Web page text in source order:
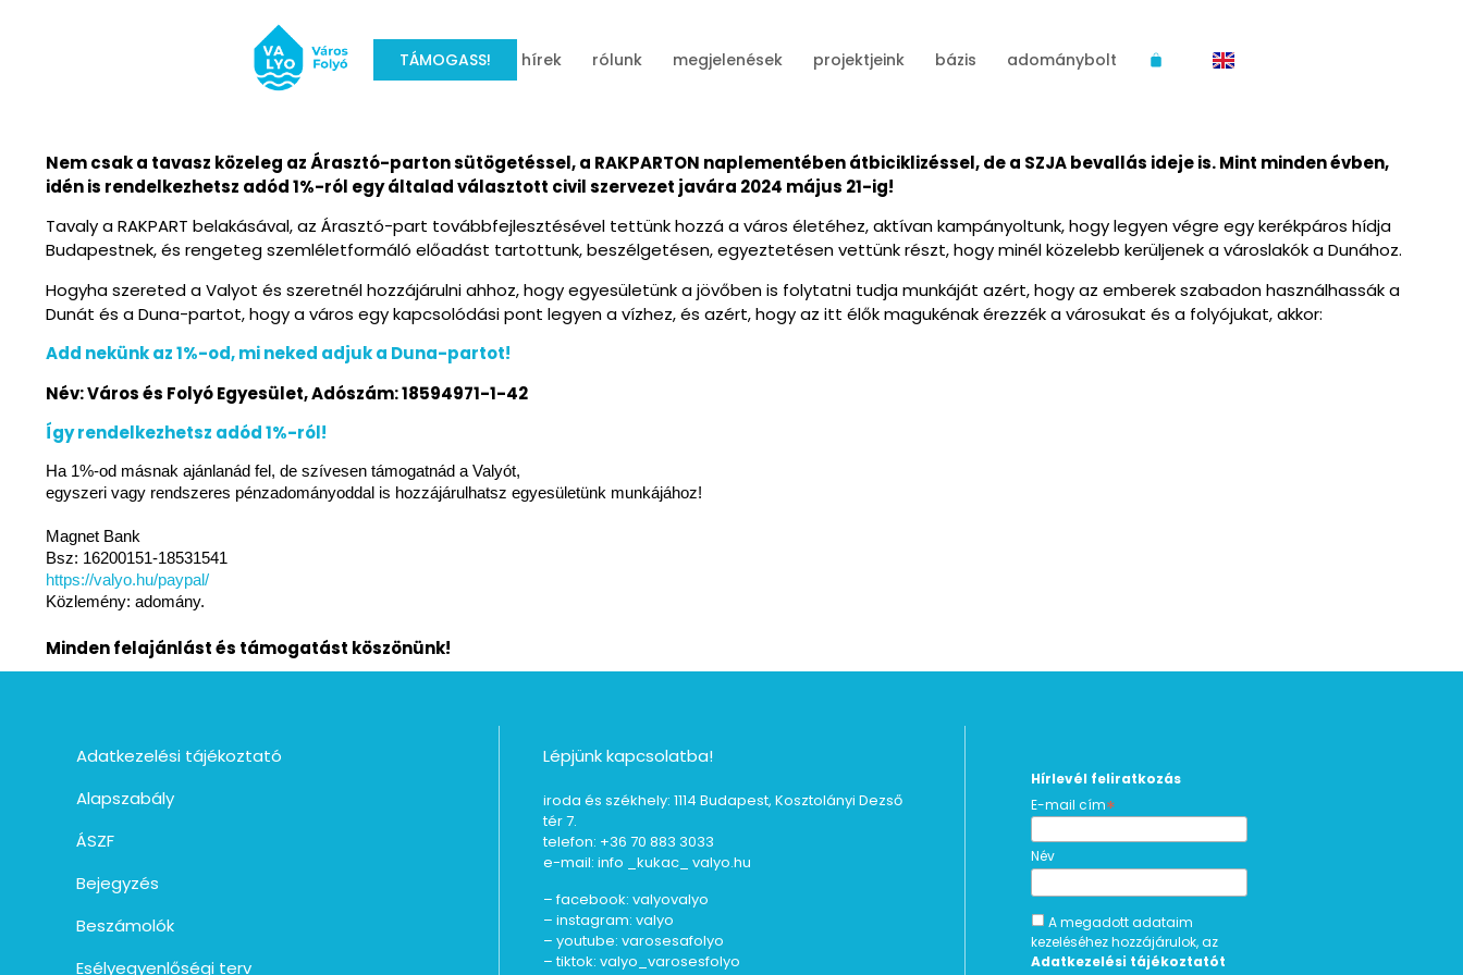
TÁMOGASS! hírek rólunk megjelenések projektjeink bázis adománybolt
Nem csak a tavasz közeleg az Árasztó-parton sütögetéssel, a RAKPARTON naplementében átbiciklizéssel, de a SZJA bevallás ideje is. Mint minden évben,
idén is rendelkezhetsz adód 1%-ról egy általad választott civil szervezet javára 2024 május 21-ig!
Tavaly a RAKPART belakásával, az Árasztó-part továbbfejlesztésével tettünk hozzá a város életéhez, aktívan kampányoltunk, hogy legyen végre egy kerékpáros hídja
Budapestnek, és rengeteg szemléletformáló előadást tartottunk, beszélgetésen, egyeztetésen vettünk részt, hogy minél közelebb kerüljenek a városlakók a Dunához.
Hogyha szereted a Valyot és szeretnél hozzájárulni ahhoz, hogy egyesületünk a jövőben is folytatni tudja munkáját azért, hogy az emberek szabadon használhassák a
Dunát és a Duna-partot, hogy a város egy kapcsolódási pont legyen a vízhez, és azért, hogy az itt élők magukénak érezzék a városukat és a folyójukat, akkor:
Add nekünk az 1%-od, mi neked adjuk a Duna-partot!
Név: Város és Folyó Egyesület,Adószám: 18594971-1-42
Így rendelkezhetsz adód 1%-ról!
Ha 1%-od másnak ajánlanád fel, de szívesen támogatnád a Valyót,
egyszeri vagy rendszeres pénzadományoddal is hozzájárulhatsz egyesületünk munkájához!
Magnet Bank
Bsz: 16200151-18531541
https://valyo.hu/paypal/
Közlemény: adomány.
Minden felajánlást és támogatást köszönünk!
Adatkezelési tájékoztató
Alapszabály
ÁSZF
Bejegyzés
Beszámolók
Esélyegyenlőségi terv
Lépjünk kapcsolatba!
iroda és székhely: 1114 Budapest, Kosztolányi Dezső
tér 7.
telefon: +36 70 883 3033
e-mail: info _kukac_ valyo.hu
– facebook: valyovalyo
– instagram: valyo
– youtube: varosesafolyo
– tiktok: valyo_varosesfolyo
Hírlevél feliratkozás
E-mail cím*
Név
A megadott adataim
kezeléséhez hozzájárulok, az
Adatkezelési tájékoztatót